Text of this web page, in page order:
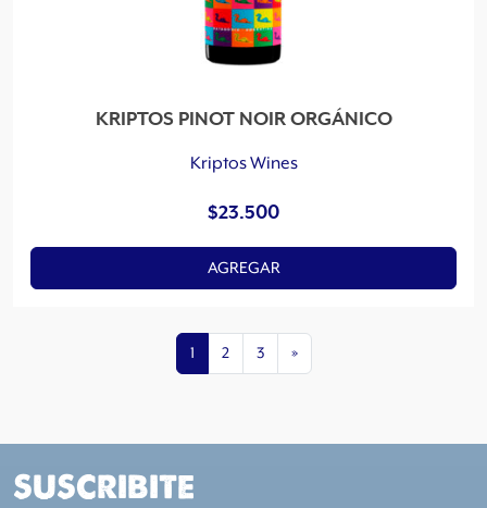
KRIPTOS PINOT NOIR ORGÁNICO
Kriptos Wines
$23.500
AGREGAR
1 2 3 »
SUSCRIBITE